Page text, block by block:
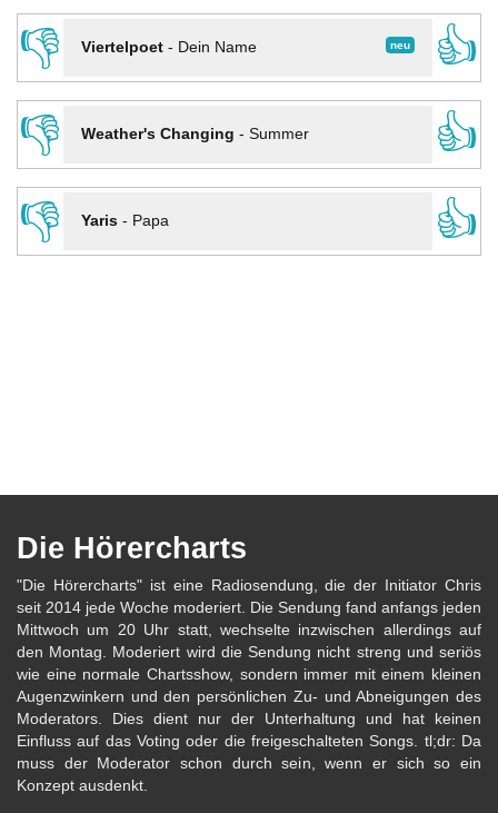
👎
neu
Viertelpoet- Dein Name
👍
👎
Weather's Changing - Summer
👍
👎
Yaris- Papa 👍
Die Hörercharts
"Die Hörercharts" ist eine Radiosendung, die der Initiator Chris
seit 2014 jede Woche moderiert. Die Sendung fand anfangs jeden
Mittwoch um 20 Uhr statt, wechselte inzwischen allerdings auf
den Montag. Moderiert wird die Sendung nicht streng und seriös
wie eine normale Chartsshow, sondern immer mit einem kleinen
Augenzwinkern und den persönlichen Zu- und Abneigungen des
Moderators. Dies dient nur der Unterhaltung und hat keinen
Einfluss auf das Voting oder die freigeschalteten Songs. tl;dr: Da
muss der Moderator schon durch sein, wenn er sich so ein
Konzept ausdenkt.